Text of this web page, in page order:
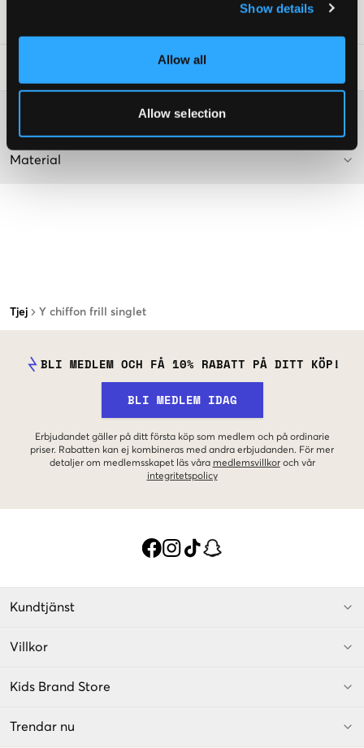
Show details
Allow all
Allow selection
Tjej Y chiffon frill singlet
Mer information om tvättråd
Material
BLI MEDLEM OCH FÅ 10% RABATT PÅ DITT KÖP!
BLI MEDLEM IDAG
Erbjudandet gäller på ditt första köp som medlem och på ordinarie
priser. Rabatten kan ej kombineras med andra erbjudanden. För mer
detaljer om medlemsskapet läs våra medlemsvillkor och vår
integritetspolicy
Kundtjänst
Villkor
Kids Brand Store
Trendar nu